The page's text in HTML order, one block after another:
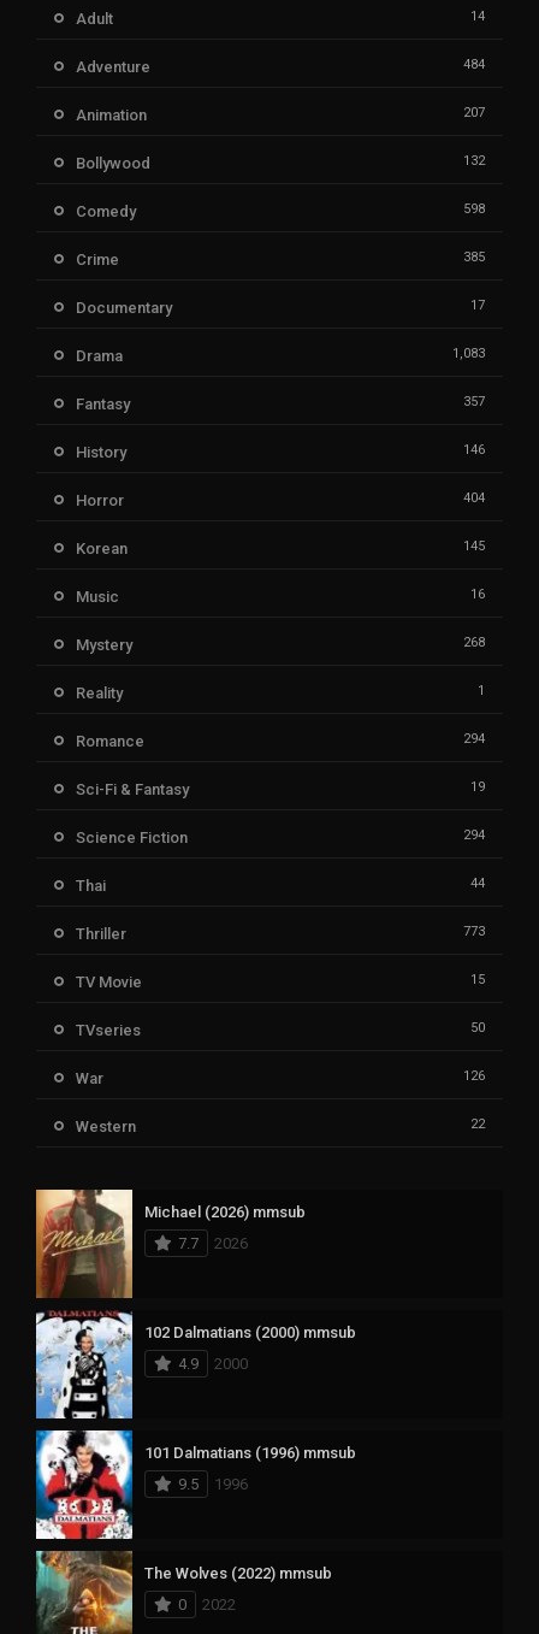
Adult 14
Adventure 484
Animation 207
Bollywood 132
Comedy 598
Crime 385
Documentary 17
Drama 1,083
Fantasy 357
History 146
Horror 404
Korean 145
Music 16
Mystery 268
Reality 1
Romance 294
Sci-Fi & Fantasy 19
Science Fiction 294
Thai 44
Thriller 773
TV Movie 15
TVseries 50
War 126
Western 22
Michael (2026) mmsub
7.7
2026
102 Dalmatians (2000) mmsub
4.9
2000
101 Dalmatians (1996) mmsub
9.5
1996
The Wolves (2022) mmsub
0
2022